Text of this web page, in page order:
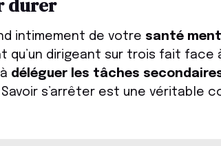
durer
intimement de votre santé
qu’un dirigeant sur trois fait face
déléguer les tâches
s’arrêter est une véritable